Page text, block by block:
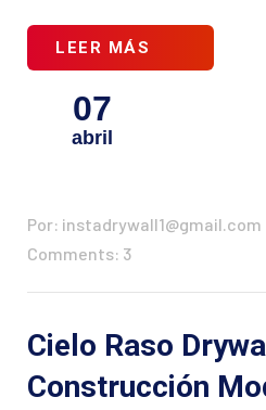
LEER MÁS
07
abril
Por: instadrywall1@gmail.com
Comments: 3
Cielo Raso
Construcción